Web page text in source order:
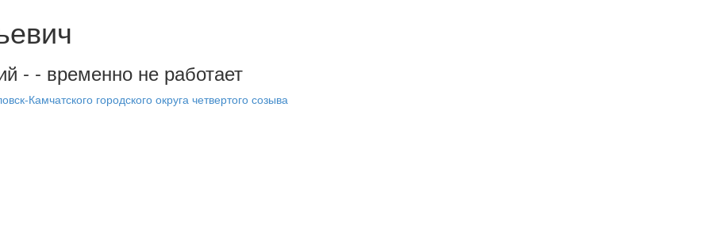
- - временно не работает
Камчатского городского округа четвертого созыва